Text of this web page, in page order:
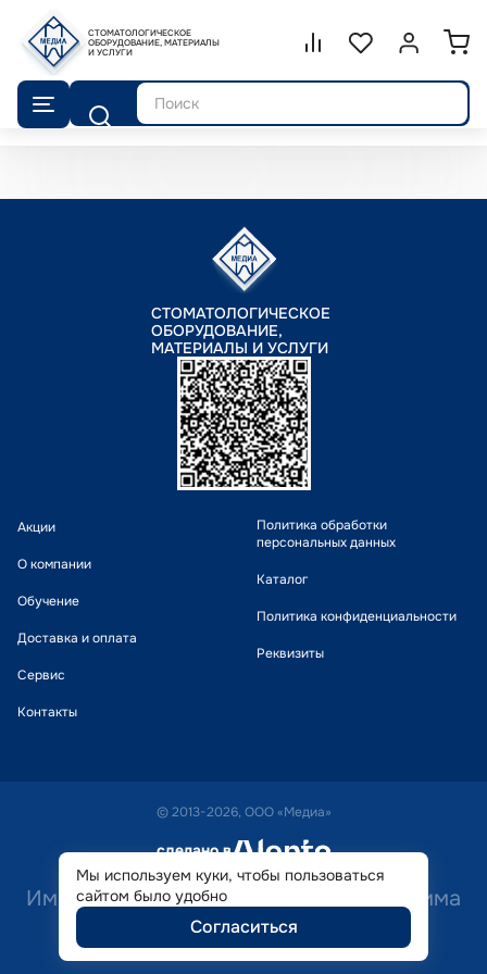
СТОМАТОЛОГИЧЕСКОЕ
ОБОРУДОВАНИЕ, МАТЕРИАЛЫ
И УСЛУГИ
Сравнение.
СписокВойти или
Поиск
СТОМАТОЛОГИЧЕСКОЕ
ОБОРУДОВАНИЕ,
МАТЕРИАЛЫ И УСЛУГИ
Акции
О компании
Обучение
Доставка и оплата
Сервис
Контакты
Политика обработки
персональных данных
Каталог
Политика конфиденциальности
Реквизиты
© 2013-2026, ООО «Медиа»
сделано в alente
Имеются противопоказания. Необходима
консультация специалиста.
Мы используем куки, чтобы пользоваться
сайтом было удобно
Согласиться